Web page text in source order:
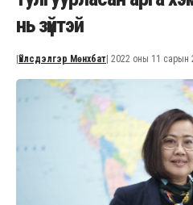
нь зүйтэй
Үйлсдэлгэр Мөнхбат | 2022 оны 11 сарын